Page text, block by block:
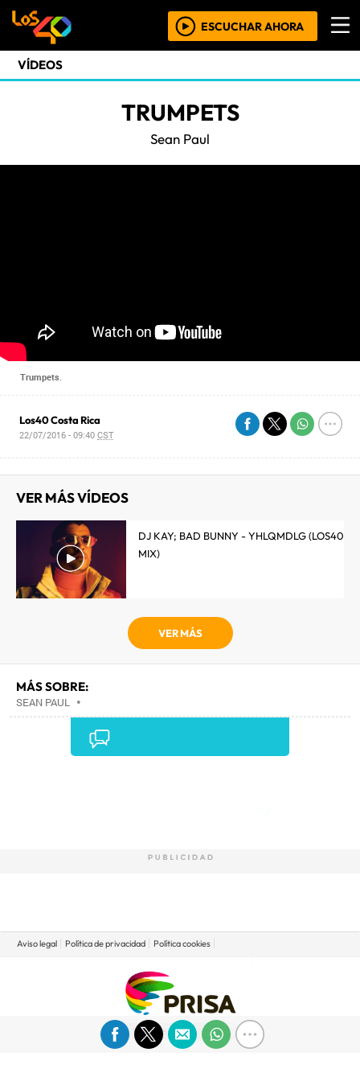
ESCUCHAR AHORA
VÍDEOS
TRUMPETS
Sean Paul
Trumpets.
Los40 Costa Rica
22/07/2016 - 09:40CST
VER MÁS VÍDEOS
DJ KAY; BAD BUNNY - YHLQMDLG (LOS40
MIX)
VER MÁS
MÁS SOBRE:
SEAN PAUL •
Aviso legal Política de privacidad Política cookies